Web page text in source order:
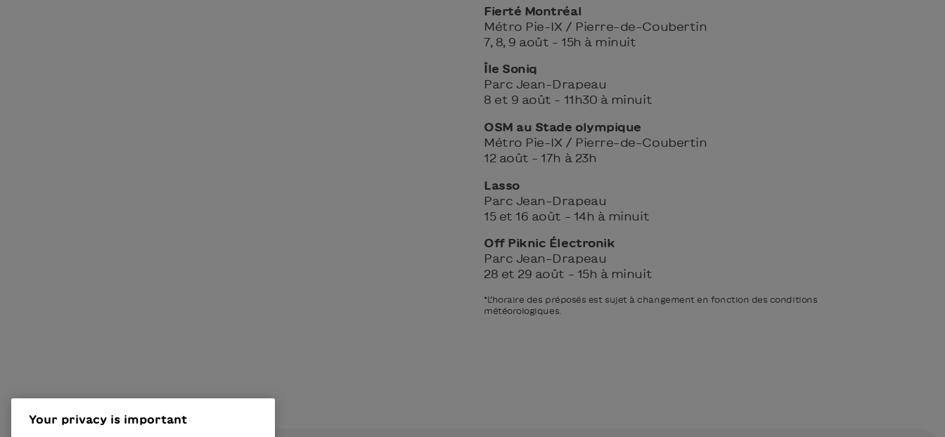
Fierté Montréal
Métro Pie-IX / Pierre-de-Coubertin
7, 8, 9 août – 15h à minuit
Île Soniq
Parc Jean-Drapeau
8 et 9 août – 11h30 à minuit
OSM au Stade olympique
Métro Pie-IX / Pierre-de-Coubertin
12 août – 17h à 23h
Lasso
Parc Jean-Drapeau
15 et 16 août – 14h à minuit
Off Piknic Électronik
Parc Jean-Drapeau
28 et 29 août – 15h à minuit
*L’horaire des préposés est sujet à changement en fonction des conditions
météorologiques.
Your privacy is important